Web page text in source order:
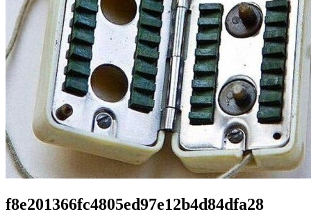
f8e201366fc4805ed97e12b4d84dfa28